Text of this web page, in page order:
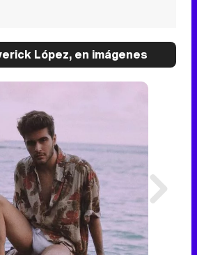
López, en imágenes